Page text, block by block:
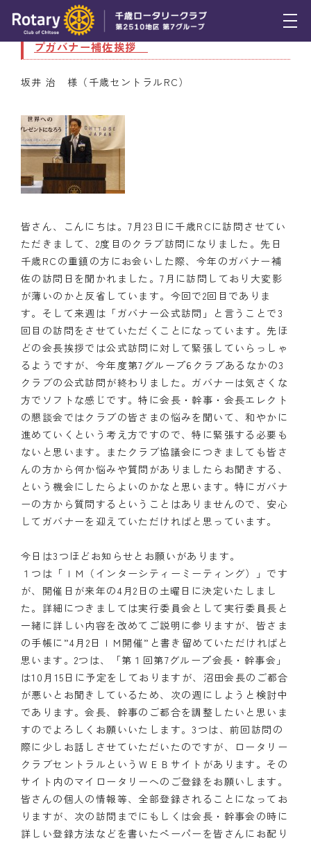
トピックス
例会報告
活動報告
理事会報告
スケジュール
木曜会
組織図
クラブのあゆみ
クラブの歴史
歴代会長・幹事
記念誌
案内
例会場・事務局の案内
リンク集
情報公開
入会のご案内
9月17日（木） ＲＩ第２５１０地区 第７グルー
プガバナー補佐挨拶
坂井 治 様（千歳セントラルRC）
皆さん、こんにちは。7月23日に千歳RCに訪問させてい
ただきまして、2度目のクラブ訪問になりました。先日
千歳RCの重鎮の方にお会いした際、今年のガバナー補
佐の訪問日を聞かれました。7月に訪問しており大変影
が薄いのかと反省しています。今回で2回目でありま
す。そして来週は「ガバナー公式訪問」と言うことで3
回目の訪問をさせていただくことになっています。先ほ
どの会長挨拶では公式訪問に対して緊張していらっしゃ
るようですが、今年度第7グループ6クラブあるなかの3
クラブの公式訪問が終わりました。ガバナーは気さくな
方でソフトな感じです。特に会長・幹事・会長エレクト
の懇談会ではクラブの皆さまの悩みを聞いて、和やかに
進めていくという考え方ですので、特に緊張する必要も
ないと思います。またクラブ協議会につきましても皆さ
んの方から何か悩みや質問がありましたらお聞きする、
という機会にしたらよいのかなと思います。特にガバナ
ーの方から質問するということはありませんので、安心
してガバナーを迎えていただければと思っています。
今日は3つほどお知らせとお願いがあります。
１つは「ＩＭ（インターシティーミーティング）」です
が、開催日が来年の4月2日の土曜日に決定いたしまし
た。詳細につきましては実行委員会として実行委員長と
一緒に詳しい内容を改めてご説明に参りますが、皆さま
の手帳に”4月2日ＩＭ開催”と書き留めていただければと
思います。2つは、「第１回第7グループ会長・幹事会」
は10月15日に予定をしておりますが、沼田会長のご都合
が悪いとお聞きしているため、次の週にしようと検討中
であります。会長、幹事のご都合を調整したいと思いま
すのでよろしくお願いいたします。3つは、前回訪問の
際に少しお話しさせていただいたのですが、ロータリー
クラブセントラルというＷＥＢサイトがあります。その
サイト内のマイロータリーへのご登録をお願いします。
皆さんの個人の情報等、全部登録されることになってお
りますが、次の訪問までにもしくは会長・幹事会の時に
詳しい登録方法などを書いたペーパーを皆さんにお配り